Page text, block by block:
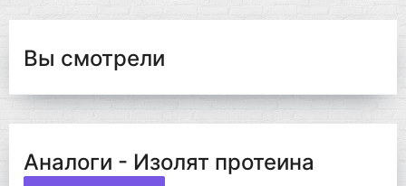
Вы смотрели
Аналоги - Изолят протеина